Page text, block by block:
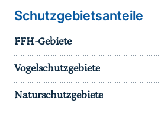
Schutzgebietsanteile
FFH-Gebiete
Vogelschutzgebiete
Naturschutzgebiete